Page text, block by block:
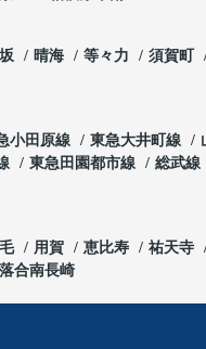
晴海 等々力 須賀町
小田原線 東急大井町線
東急田園都市線 総武線
用賀 恵比寿 祐天寺
落合南長崎